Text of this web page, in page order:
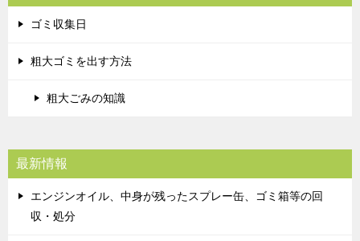
ゴミ収集日
粗大ゴミを出す方法
粗大ごみの知識
最新情報
エンジンオイル、中身が残ったスプレー缶、ゴミ箱等の回
収・処分